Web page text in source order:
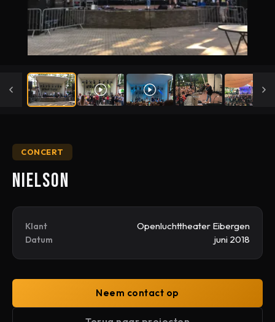
CONCERT
Nielson
Klant Openluchttheater Eibergen
Datum juni 2018
Neem contact op